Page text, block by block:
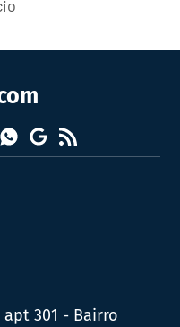
Whatsapp
Google
News
RSS
301 - Bairro